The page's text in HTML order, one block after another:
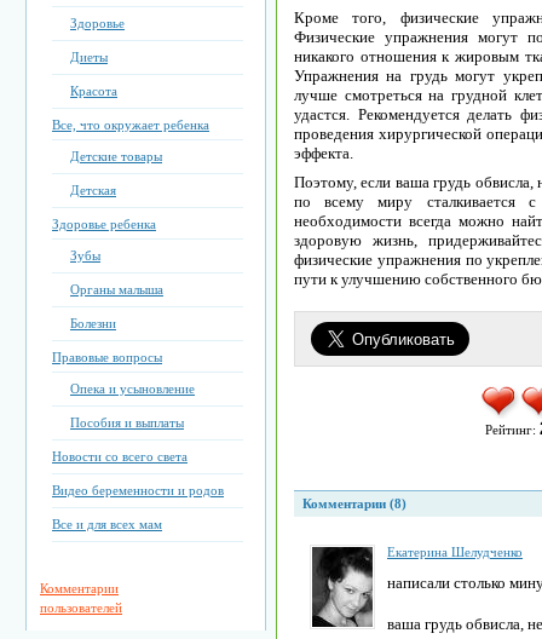
Здоровье
Диеты
Красота
Все, что окружает ребенка
Детские товары
Детская
Здоровье ребенка
Зубы
Органы малыша
Болезни
Правовые вопросы
Опека и усыновление
Пособия и выплаты
Новости со всего света
Видео беременности и родов
Все и для всех мам
Комментарии
пользователей
Кроме того, физические
Физические упражнения могут
никакого отношения к жировым
Упражнения на грудь могут
лучше смотреться на грудной
удастся. Рекомендуется делать
проведения хирургической
эффекта.
Поэтому, если ваша грудь
по всему миру сталкивается
необходимости всегда можно
здоровую жизнь,
физические упражнения по
пути к улучшению собственного
Рейтинг:
Комментарии (8)
Екатерина Шелудченко
написали столько
ваша грудь обвисла,